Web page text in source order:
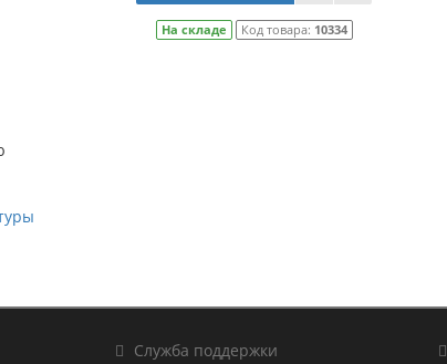
На складе Код товара: 10334
Служба поддержки